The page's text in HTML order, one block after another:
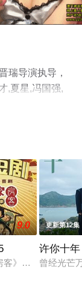
瑞导演执导，
,夏星,冯国强,
锐,刘之冰,杨
清无删减完
传媒集团、广汉
9.0
客》轰动一时，著
更新第12集
许你十年
曾经光芒